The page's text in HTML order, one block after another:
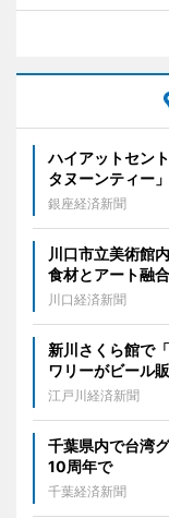
ハイアットセン
タヌーンティー」
銀座経済新聞
川口市立美術館
食材とアート融合
川口経済新聞
新川さくら館で
ワリーがビール
江戸川経済新聞
千葉県内で台湾
10周年で
千葉経済新聞